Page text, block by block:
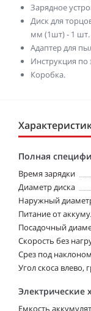
Зарядное
Диск для
мм (1шт) - 1 шт.
Адаптер для
Инструкция по
Коробка.
Полная
Время зарядки
Диаметр диска
Наружный
Питание от
Посадочный
Скорость без
Срез под
Угол скоса влево,
Электрические
Емкость